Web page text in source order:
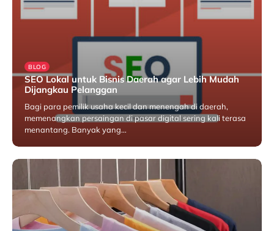
BLOG
SEO Lokal untuk Bisnis Daerah agar Lebih Mudah
Dijangkau Pelanggan
Bagi para pemilik usaha kecil dan menengah di daerah,
memenangkan persaingan di pasar digital sering kali terasa
menantang. Banyak yang…
Juni 12, 2026